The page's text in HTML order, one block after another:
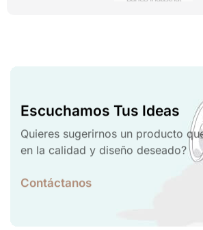
Escuchamos Tus Ideas
Quieres sugerirnos un producto
en la calidad y diseño deseado?
Contáctanos